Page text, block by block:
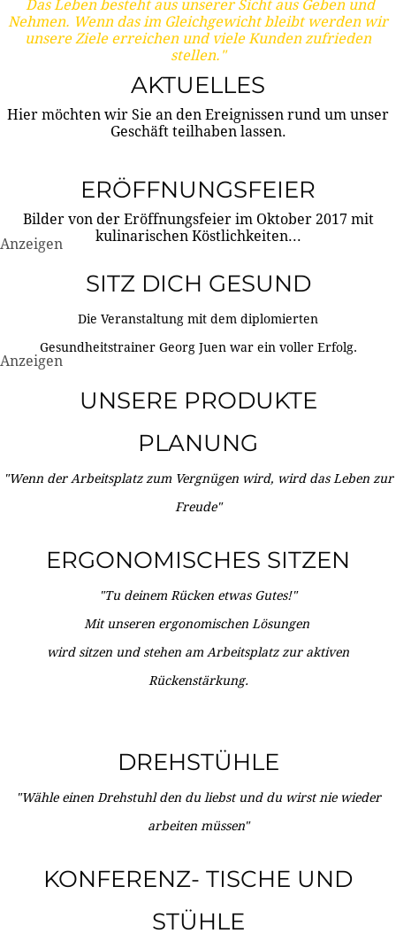
Das Leben besteht aus unserer Sicht aus Geben und
Nehmen. Wenn das im Gleichgewicht bleibt werden wir
unsere Ziele erreichen und viele Kunden zufrieden
stellen."
AKTUELLES
Hier möchten wir Sie an den Ereignissen rund um unser
Geschäft teilhaben lassen.
ERÖFFNUNGSFEIER
Bilder von der Eröffnungsfeier im Oktober 2017 mit
kulinarischen Köstlichkeiten...
Anzeigen
SITZ DICH GESUND
Die Veranstaltung mit dem diplomierten
Gesundheitstrainer Georg Juen war ein voller Erfolg.
Anzeigen
UNSERE PRODUKTE
PLANUNG
"Wenn der Arbeitsplatz zum Vergnügen wird, wird das Leben zur
Freude"
ERGONOMISCHES SITZEN
"Tu deinem Rücken etwas Gutes!"
Mit unseren ergonomischen Lösungen
wird sitzen und stehen am Arbeitsplatz zur aktiven
Rückenstärkung.
DREHSTÜHLE
"Wähle einen Drehstuhl den du liebst und du wirst nie wieder
arbeiten müssen"
KONFERENZ- TISCHE UND
STÜHLE